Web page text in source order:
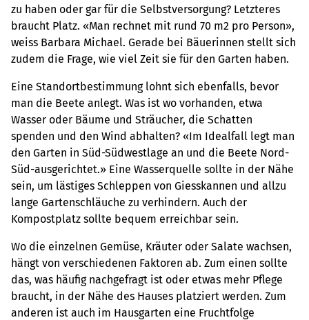
zu haben oder gar für die Selbstversorgung? Letzteres
braucht Platz. «Man rechnet mit rund 70 m2 pro Person»,
weiss Barbara Michael. Gerade bei Bäuerinnen stellt sich
zudem die Frage, wie viel Zeit sie für den Garten haben.
Eine Standortbestimmung lohnt sich ebenfalls, bevor
man die Beete anlegt. Was ist wo vorhanden, etwa
Wasser oder Bäume und Sträucher, die Schatten
spenden und den Wind abhalten? «Im Idealfall legt man
den Garten in Süd-Südwestlage an und die Beete Nord-
Süd-ausgerichtet.» Eine Wasserquelle sollte in der Nähe
sein, um lästiges Schleppen von Giesskannen und allzu
lange Gartenschläuche zu verhindern. Auch der
Kompostplatz sollte bequem erreichbar sein.
Wo die einzelnen Gemüse, Kräuter oder Salate wachsen,
hängt von verschiedenen Faktoren ab. Zum einen sollte
das, was häufig nachgefragt ist oder etwas mehr Pflege
braucht, in der Nähe des Hauses platziert werden. Zum
anderen ist auch im Hausgarten eine Fruchtfolge